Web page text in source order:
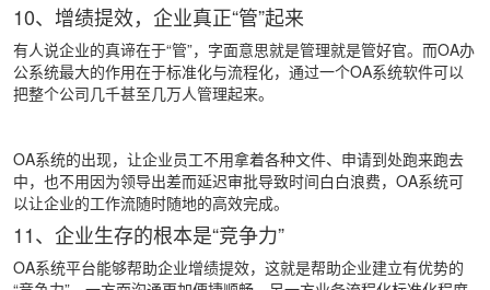
10、增绩提效，企业真正“管”起来
有人说企业的真谛在于“管”，字面意思就是管理就是管好官。而OA办
公系统最大的作用在于标准化与流程化，通过一个OA系统软件可以
把整个公司几千甚至几万人管理起来。
OA系统的出现，让企业员工不用拿着各种文件、申请到处跑来跑去
中，也不用因为领导出差而延迟审批导致时间白白浪费，OA系统可
以让企业的工作流随时随地的高效完成。
11、企业生存的根本是“竞争力”
OA系统平台能够帮助企业增绩提效，这就是帮助企业建立有优势的